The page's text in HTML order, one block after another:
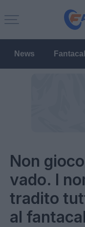
News
Non
vado. I
tradito
al